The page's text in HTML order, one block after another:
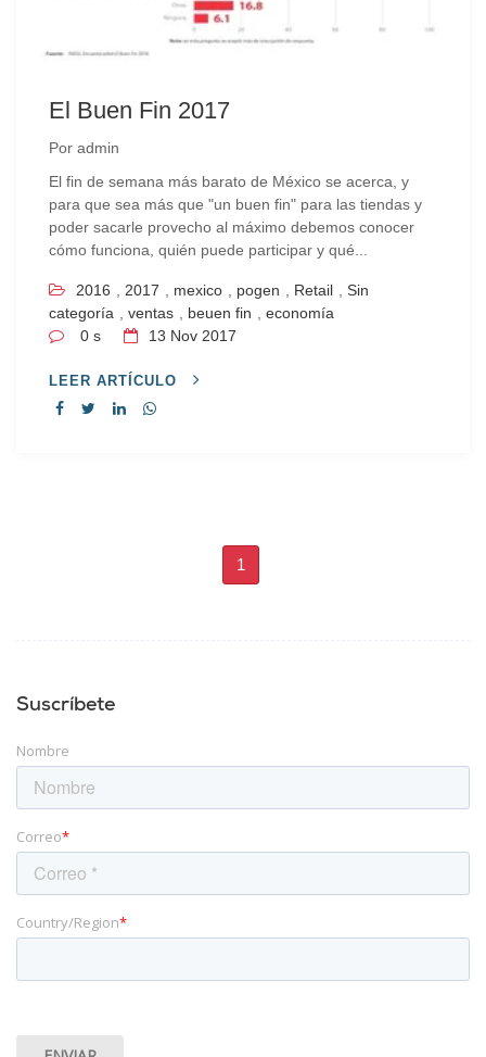
El Buen Fin 2017
Por admin
El fin de semana más barato de México se acerca, y
para que sea más que "un buen fin" para las tiendas y
poder sacarle provecho al máximo debemos conocer
cómo funciona, quién puede participar y qué...
2016 2017 mexico pogen Retail
Sin
categoría
ventas beuen fin
economía
0 s
13 Nov 2017
LEER ARTÍCULO
1
Suscríbete
Nombre
Correo*
Country/Region*